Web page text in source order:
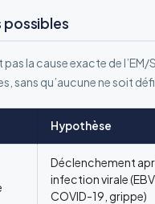
possibles
pas la cause exacte de
sans qu’aucune ne soit
Hypothèse
Déclenchement
infection virale (EBV,
COVID-19, grippe)